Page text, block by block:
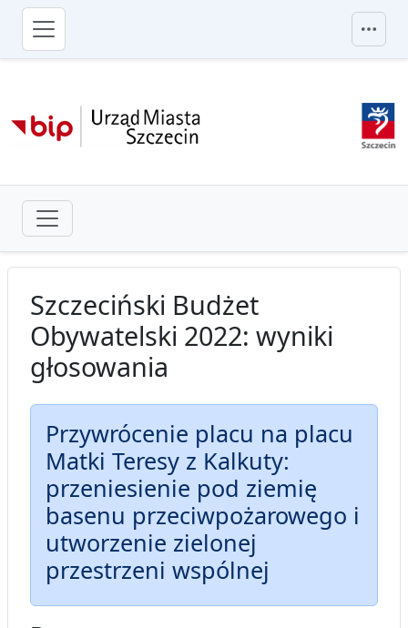
przejdź do głównego menu
Szczeciński Budżet
Obywatelski 2022: wyniki
głosowania
Przywrócenie placu na placu
Matki Teresy z Kalkuty:
przeniesienie pod ziemię
basenu przeciwpożarowego i
utworzenie zielonej
przestrzeni wspólnej